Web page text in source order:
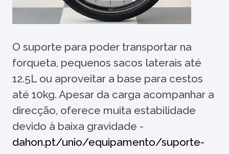
O suporte para poder transportar na
forqueta, pequenos sacos laterais até
12.5L ou aproveitar a base para cestos
até 10kg. Apesar da carga acompanhar a
direcção, oferece muita estabilidade
devido à baixa gravidade -
dahon.pt/unio/equipamento/suporte-